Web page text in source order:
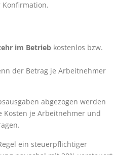
Konfirmation.
im Betrieb kostenlos bzw.
der Betrag je Arbeitnehmer
abgezogen werden
je Arbeitnehmer und
ein steuerpflichtiger